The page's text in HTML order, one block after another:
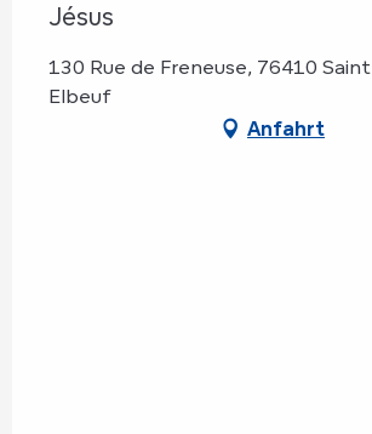
Jésus
130 Rue de Freneuse, 76410
Elbeuf
Anfahrt